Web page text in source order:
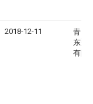
2018-12-11
青岛
东翔
有限